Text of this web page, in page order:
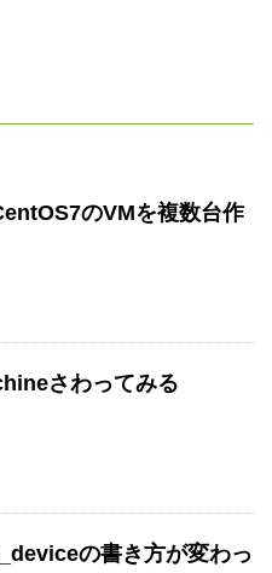
のVMを複数台作
さわってみる
の書き方が変わっ